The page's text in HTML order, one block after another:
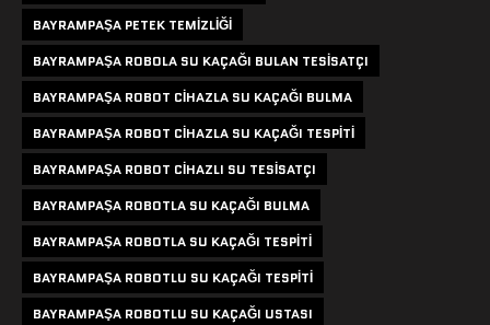
BAYRAMPAŞA PETEK TEMIZLIĞI
BAYRAMPAŞA ROBOLA SU KAÇAĞI BULAN TESISATÇI
BAYRAMPAŞA ROBOT CIHAZLA SU KAÇAĞI BULMA
BAYRAMPAŞA ROBOT CIHAZLA SU KAÇAĞI TESPITI
BAYRAMPAŞA ROBOT CIHAZLI SU TESISATÇI
BAYRAMPAŞA ROBOTLA SU KAÇAĞI BULMA
BAYRAMPAŞA ROBOTLA SU KAÇAĞI TESPITI
BAYRAMPAŞA ROBOTLU SU KAÇAĞI TESPITI
BAYRAMPAŞA ROBOTLU SU KAÇAĞI USTASI